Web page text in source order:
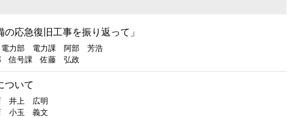
の応急復旧工事を振り返って」
電力部 電力課 阿部 芳浩
部 信号課 佐藤 弘政
ついて
井上 広明
小玉 義文